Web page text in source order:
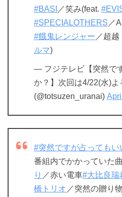
#BASI ／笑み(feat.
#SPECIALOTHERS ／
#餓鬼レンジャー ／超越
ルマ)
— フジテレビ【突然で
か？】次回は4/22(水)よ
(@totsuzen_uranai)
#突然ですが占ってもい
番組内でかかっていた
り ／赤い電車#大比良瑞
橋トリオ ／突然の贈り物